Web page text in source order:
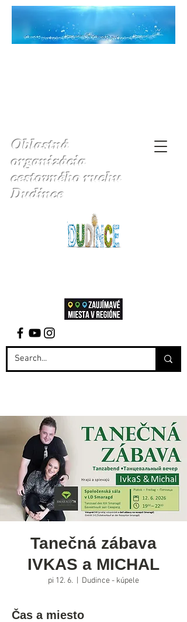
Oblastná
organizácia
cestovného ruchu
Dudince
Tanečná zábava
IVKAS a MICHAL
pi 12. 6. Dudince - kúpele
Čas a miesto